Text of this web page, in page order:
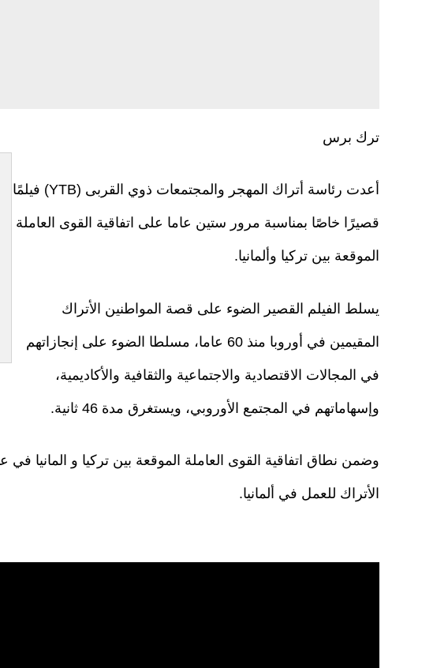
ترك برس
أعدت رئاسة أتراك المهجر والمجتمعات ذوي القربى (YTB) فيلمًا
قصيرًا خاصًا بمناسبة مرور ستين عاما على اتفاقية القوى العاملة
الموقعة بين تركيا وألمانيا.
يسلط الفيلم القصير الضوء على قصة المواطنين الأتراك
المقيمين في أوروبا منذ 60 عاما، مسلطا الضوء على إنجازاتهم
في المجالات الاقتصادية والاجتماعية والثقافية والأكاديمية،
وإسهاماتهم في المجتمع الأوروبي، ويستغرق مدة 46 ثانية.
الأتراك للعمل في ألمانيا.